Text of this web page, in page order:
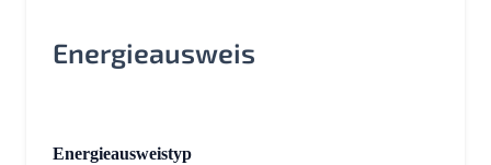
Energieausweis
Energieausweistyp